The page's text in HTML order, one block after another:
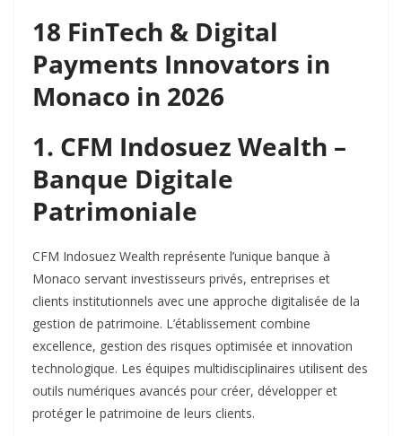
18 FinTech & Digital
Payments Innovators in
Monaco in 2026
1. CFM Indosuez Wealth –
Banque Digitale
Patrimoniale
CFM Indosuez Wealth représente l’unique banque à
Monaco servant investisseurs privés, entreprises et
clients institutionnels avec une approche digitalisée de la
gestion de patrimoine. L’établissement combine
excellence, gestion des risques optimisée et innovation
technologique. Les équipes multidisciplinaires utilisent des
outils numériques avancés pour créer, développer et
protéger le patrimoine de leurs clients.​